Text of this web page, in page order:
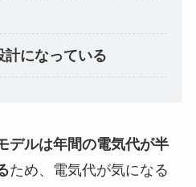
計になっている
デルは年間の電気代が半
ため、電気代が気になる